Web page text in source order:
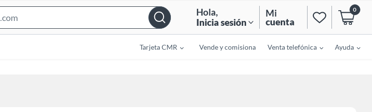
Bar
Hola,
Inicia sesión
Mi
cuenta
0
Tarjeta CMR Vende y comisiona Venta telefónica Ayuda